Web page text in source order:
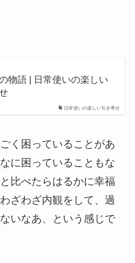
日常使いの楽しい引き寄せ
物語 | 日常使いの楽しい
く困っていることがあ
に困っていることもな
比べたらはるかに幸福
ざわざ内観をして、過
いなあ、という感じで